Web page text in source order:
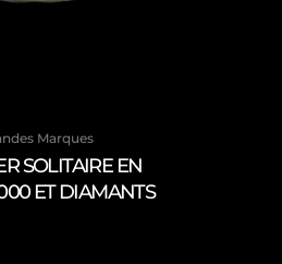
Marques
SOLITAIRE EN
ET DIAMANTS